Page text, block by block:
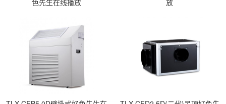
色先生在线播放
放